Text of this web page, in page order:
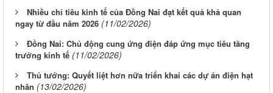
Nhiều chỉ tiêu kinh tế của Đồng Nai đạt kết quả khả quan
ngay từ đầu năm 2026 (11/02/2026)
Đồng Nai: Chủ động cung ứng điện đáp ứng mục tiêu tăng
trưởng kinh tế (11/02/2026)
Thủ tướng: Quyết liệt hơn nữa triển khai các dự án điện hạt
nhân (13/02/2026)